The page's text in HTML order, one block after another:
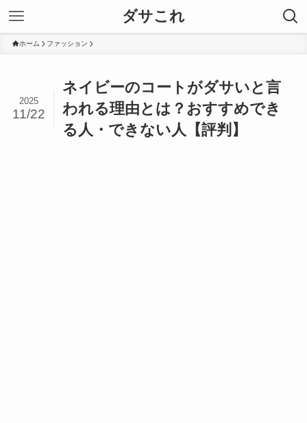
ダサこれ
ホーム ファッション
ネイビーのコートがダサいと言
われる理由とは？おすすめでき
る人・できない人【評判】
2025
11/22